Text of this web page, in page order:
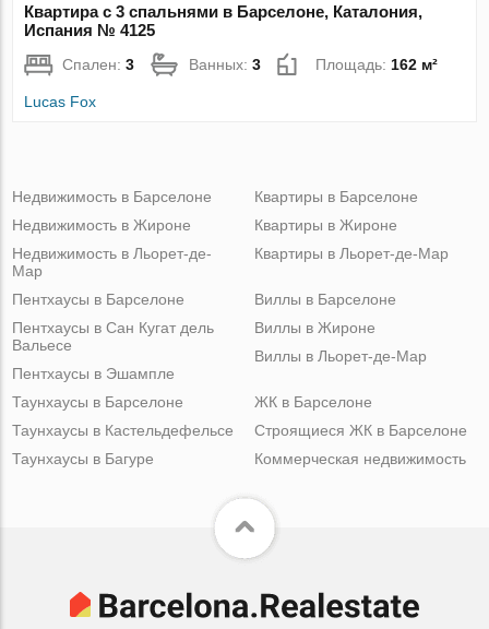
Квартира с 3 спальнями в Барселоне, Каталония,
Испания № 4125
Спален:3 Ванных:3 Площадь: 162 м²
Lucas Fox
Недвижимость в Барселоне
Недвижимость в Жироне
Недвижимость в Льорет-де-
Мар
Квартиры в Барселоне
Квартиры в Жироне
Квартиры в Льорет-де-Мар
Пентхаусы в Барселоне
Пентхаусы в Сан Кугат дель
Вальесе
Пентхаусы в Эшампле
Виллы в Барселоне
Виллы в Жироне
Виллы в Льорет-де-Мар
Таунхаусы в Барселоне
Таунхаусы в Кастельдефельсе
Таунхаусы в Багуре
ЖК в Барселоне
Строящиеся ЖК в Барселоне
Коммерческая недвижимость